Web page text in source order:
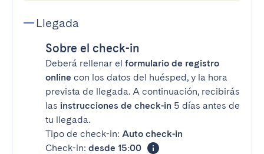
Llegada
Sobre el check-in
Deberá rellenar el formulario de registro
online con los datos del huésped, y la hora
prevista de llegada. A continuación, recibirás
las instrucciones de check-in 5 días antes de
tu llegada.
Tipo de check-in: Auto check-in
Check-in: desde 15:00